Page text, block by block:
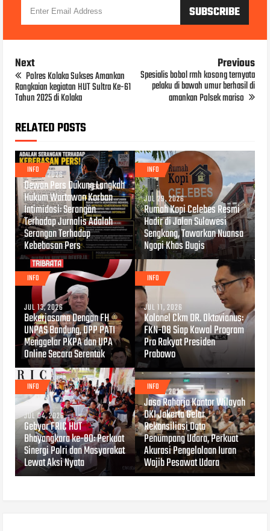
Next
Polres Kolaka Sukses Amankan
Rangkaian kegiatan HUT Sultra Ke-61
Tahun 2025 di Kolaka
Previous
Spesialis bobol rmh kosong ternyata
pelaku di bawah umur berhasil di
amankan Polsek mariso
RELATED POSTS
INFO
JUL 31, 2026
Dewan Pers Dukung Langkah
Hukum Wartawan Korban
Intimidasi: Serangan
Terhadap Jurnalis Adalah
Serangan Terhadap
Kebebasan Pers
INFO
JUL 29, 2026
Rumah Kopi Celebes Resmi
Hadir di Jalan Sulawesi
Sengkang, Tawarkan Nuansa
Ngopi Khas Bugis
INFO
JUL 13, 2026
Bekerjasama Dengan FH
UNPAS Bandung, DPP PATI
Menggelar PKPA dan UPA
Online Secara Serentak
INFO
JUL 11, 2026
Kolonel Ckm DR. Oktovianus:
FKN-08 Siap Kawal Program
Pro Rakyat Presiden
Prabowo
INFO
JUL 04, 2026
Gebyar FRIC HUT
Bhayangkara ke-80: Perkuat
Sinergi Polri dan Masyarakat
Lewat Aksi Nyata
INFO
JUL 04, 2026
Jasa Raharja Kantor Wilayah
DKI Jakarta Gelar
Rekonsiliasi Data
Penumpang Udara, Perkuat
Akurasi Pengelolaan Iuran
Wajib Pesawat Udara